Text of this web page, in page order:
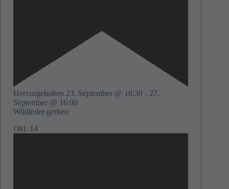
Hervorgehoben 23. September @ 18:30 - 27.
September @ 16:00
Wildleder gerben
Okt. 14